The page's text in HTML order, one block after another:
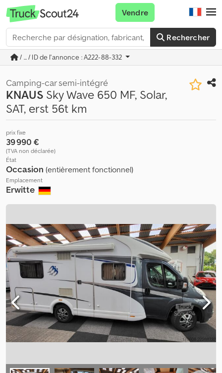
Rechercher
Vendre
/ ... / ID de l'annonce : A222-88-332
Camping-car semi-intégré
KNAUS Sky Wave 650 MF, Solar,
SAT, erst 56t km
prix fixe
39 990 €
(TVA non déclarée)
État
Occasion (entièrement fonctionnel)
Emplacement
Erwitte